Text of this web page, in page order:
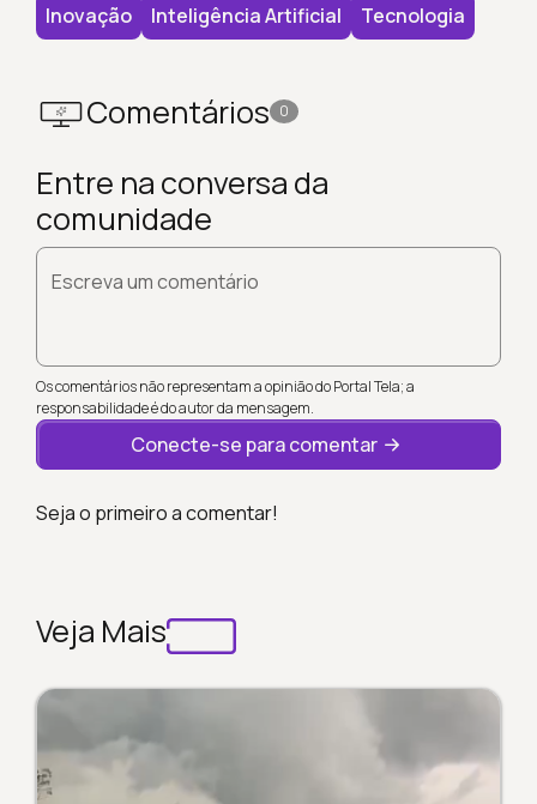
Inovação
Inteligência Artificial Tecnologia
Comentários 0
Entre na conversa da
comunidade
Escreva um comentário
Os comentários não representam a opinião do Portal Tela; a
responsabilidade é do autor da mensagem.
Conecte-se para comentar
Seja o primeiro a comentar!
Veja Mais